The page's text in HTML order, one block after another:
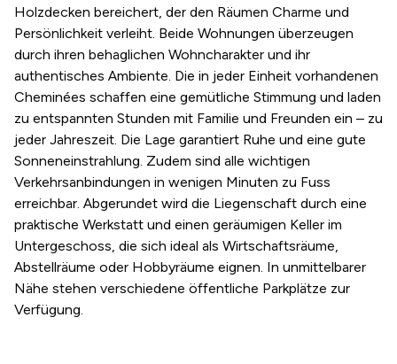
Holzdecken bereichert, der den Räumen Charme und
Persönlichkeit verleiht. Beide Wohnungen überzeugen
durch ihren behaglichen Wohncharakter und ihr
authentisches Ambiente. Die in jeder Einheit vorhandenen
Cheminées schaffen eine gemütliche Stimmung und laden
zu entspannten Stunden mit Familie und Freunden ein – zu
jeder Jahreszeit. Die Lage garantiert Ruhe und eine gute
Sonneneinstrahlung. Zudem sind alle wichtigen
Verkehrsanbindungen in wenigen Minuten zu Fuss
erreichbar. Abgerundet wird die Liegenschaft durch eine
praktische Werkstatt und einen geräumigen Keller im
Untergeschoss, die sich ideal als Wirtschaftsräume,
Abstellräume oder Hobbyräume eignen. In unmittelbarer
Nähe stehen verschiedene öffentliche Parkplätze zur
Verfügung.